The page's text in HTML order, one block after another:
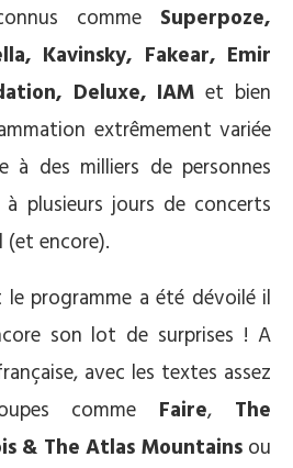
comme Superpoze,
Kavinsky, Fakear, Emir
Deluxe, IAMet bien
extrêmement variée
des milliers de personnes
à plusieurs jours de concerts
(et encore).
le programme a été dévoilé il
son lot de surprises ! A
avec les textes assez
comme Faire, The
& The Atlas Mountainsou